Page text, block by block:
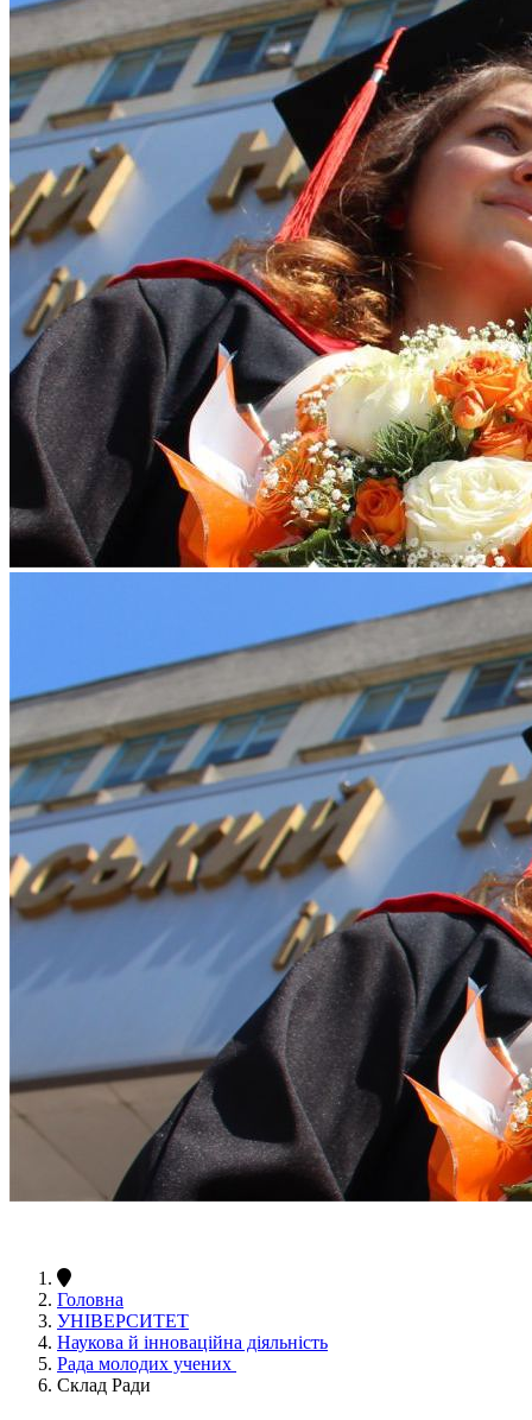
Головна
УНІВЕРСИТЕТ
Наукова й інноваційна діяльність
Рада молодих учених
Склад Ради